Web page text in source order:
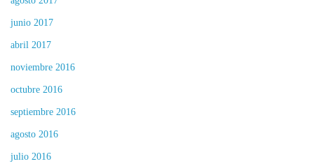
junio 2017
abril 2017
noviembre 2016
octubre 2016
septiembre 2016
agosto 2016
julio 2016